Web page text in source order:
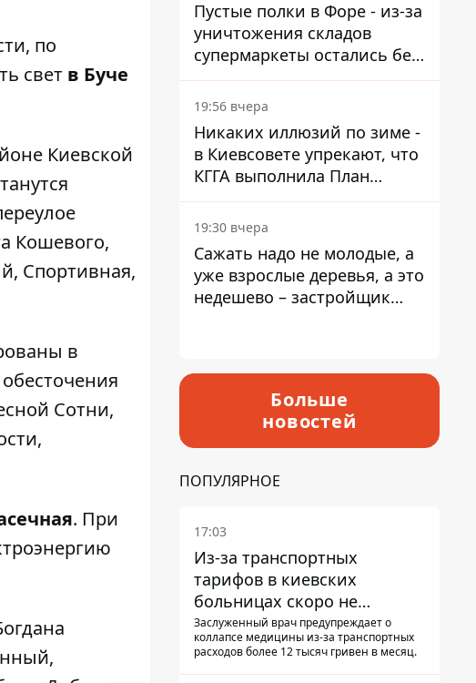
по
свет в Буче
Киевской
Кошевого,
Спортивная,
в
обесточения
Сотни,
. При
Пустые полки в Форе - из-за
уничтожения складов
супермаркеты остались без
ассортимента
19:56 вчера
Никаких иллюзий по зиме -
в Киевсовете упрекают, что
КГГА выполнила План
устойчивости на 20%
19:30 вчера
Сажать надо не молодые, а
уже взрослые деревья, а это
недешево – застройщик
Больше
новостей
ПОПУЛЯРНОЕ
17:03
Из-за транспортных
тарифов в киевских
больницах скоро не
останется медсестер и
санитарок - профессор
Заслуженный врач предупреждает о
коллапсе медицины из-за транспортных
расходов более 12 тысяч гривен в месяц.